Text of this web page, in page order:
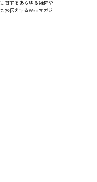
関するあらゆる疑問や
お伝えするWebマガジ